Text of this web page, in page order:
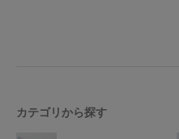
カテゴリから探す